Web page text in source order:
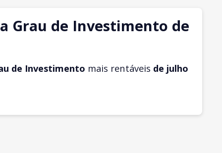
Grau de Investimento de
de Investimento mais rentáveis de julho